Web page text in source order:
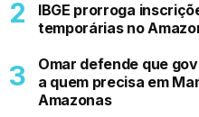
IBGE prorroga
temporárias no
Omar defende que
a quem precisa em
Amazonas